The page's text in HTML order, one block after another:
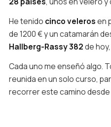
He tenido cinco velerosen
de 1200 € y un catamarán
Hallberg-Rassy 382de
Cada uno me enseñó algo.
reunida en un solo curso,
recorrer este camino